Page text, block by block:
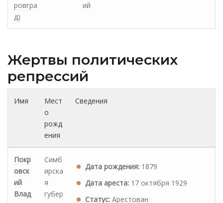
ровгра
д)
ий
Жертвы политических
репрессий
Имя
Мест
о
рожд
ения
Сведения
Покр
овск
ий
Влад
Симб
ирска
я
губер
Дата рождения: 1879
Дата ареста: 17 октября 1929
Статус: Арестован